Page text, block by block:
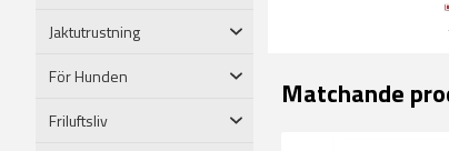
Jaktutrustning
För Hunden
Friluftsliv
Matchande